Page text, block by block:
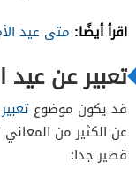
اقرأ أيضًا: متى عيد الأم 2026 – كم باقي على عيد
تعبير عن عيد
قد يكون موضوع
عن الكثير من
قصير جدا: